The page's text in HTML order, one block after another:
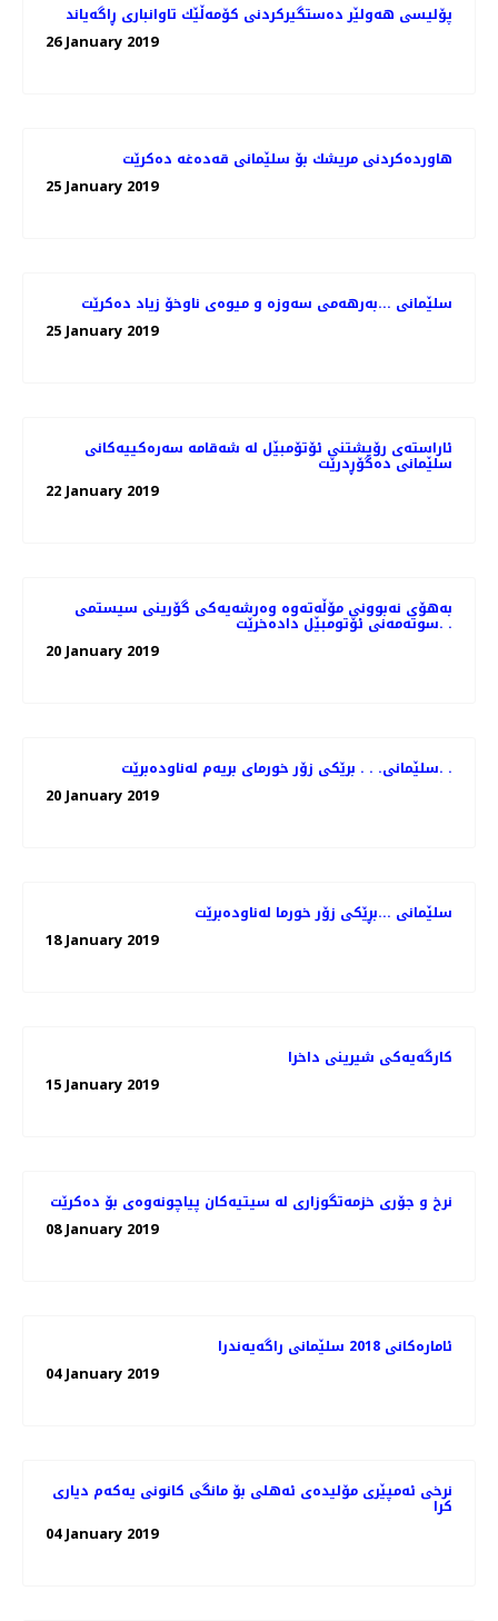
پۆلیسی هەولێر دەستگیركردنی كۆمەڵێك تاوانباری ڕاگەیاند
26 January 2019
هاوردەكردنی مریشك بۆ سلێمانی قەدەغە دەكرێت
25 January 2019
سلێمانی ...بەرهەمی سەوزە و میوەی ناوخۆ زیاد دەكرێت
25 January 2019
ئاراسته‌ی رۆیشتنی ئۆتۆمبێل له‌ شه‌قامه‌ سه‌ره‌كییه‌كانی
سلێمانی ده‌گۆڕدرێت
22 January 2019
به‌هۆی نه‌بوونی مۆڵه‌ته‌وه‌ وه‌رشه‌یه‌كی گۆرینی سیستمی
سوته‌مه‌نی ئۆتومبێل داده‌خرێت. .
20 January 2019
سلێمانی. . . برێكی زۆر خورمای بریه‌م له‌ناوده‌برێت. .
20 January 2019
سلێمانی ...بڕێكی زۆر خورما له‌ناوده‌برێت
18 January 2019
كارگه‌یه‌كی شیرینی داخرا
15 January 2019
08 January 2019
ئاماره‌كانی 2018 سلێمانی راگه‌یه‌ندرا
04 January 2019
نرخی ئەمپێری مۆلیدەی ئەهلی بۆ مانگی كانونی یەكەم دیاری
كرا
04 January 2019